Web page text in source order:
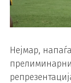
Нејмар,